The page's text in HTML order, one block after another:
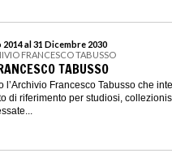
al 31 Dicembre 2030
FRANCESCO TABUSSO
TABUSSO
l’Archivio Francesco Tabusso che
di riferimento per studiosi,